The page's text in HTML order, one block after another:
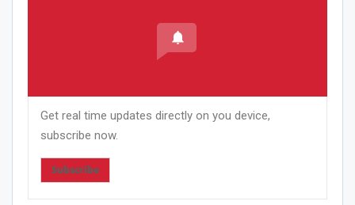
Get real time updates directly on you device,
subscribe now.
Subscribe